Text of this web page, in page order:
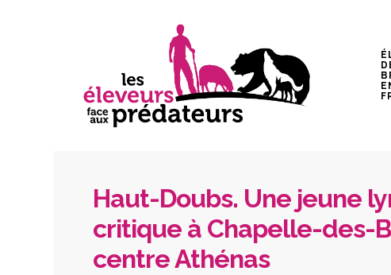
Haut-Doubs. Une jeune
critique à Chapelle-des-
centre Athénas